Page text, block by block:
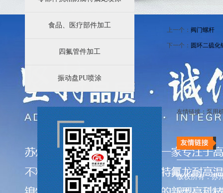
食品、医疗部件加工
四氟管件加工
振动盘PU喷涂
上一个： 阀门螺杆
下一个： 圆环二硫化
友情链接：泵用
版权所有：苏
联系人：王先